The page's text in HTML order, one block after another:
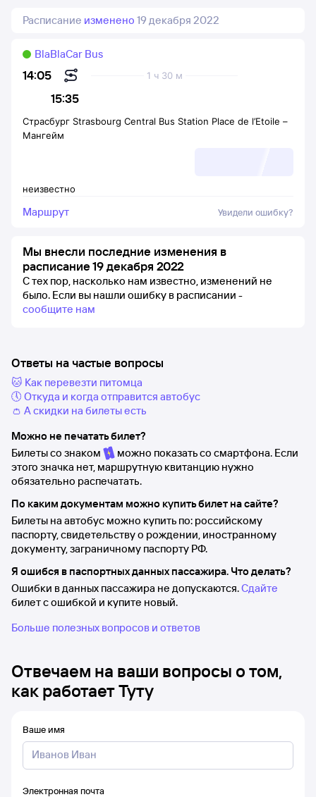
Расписание изменено 19 декабря 2022
14:05
15:35
1 ч 30 м
BlaBlaCar Bus
неизвестно
Страсбург Strasbourg Central Bus Station Place de l’Etoile –
Мангейм
Маршрут Увидели ошибку?
Мы внесли последние изменения в
расписание 19 декабря 2022
С тех пор, насколько нам известно, изменений не
было. Если вы нашли ошибку в расписании -
сообщите нам
Ответы на частые вопросы
🐱 Как перевезти питомца
🕔 Откуда и когда отправится автобус
👛 А скидки на билеты есть
Можно не печатать билет?
Билеты со знаком
можно показать со смартфона. Если
этого значка нет, маршрутную квитанцию нужно
обязательно распечатать.
По каким документам можно купить билет на сайте?
Билеты на автобус можно купить по: российскому
паспорту, свидетельству о рождении, иностранному
документу, заграничному паспорту РФ.
Я ошибся в паспортных данных пассажира. Что делать?
Ошибки в данных пассажира не допускаются.Сдайте
билет с ошибкой и купите новый.
Больше полезных вопросов и ответов
Отвечаем на ваши вопросы о том,
как работает Туту
Ваше имя
Электронная почта